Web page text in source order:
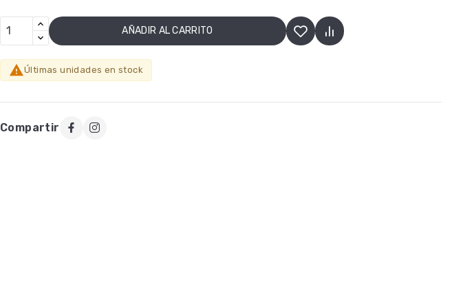
AÑADIR AL CARRITO
Últimas unidades en stock
Compartir